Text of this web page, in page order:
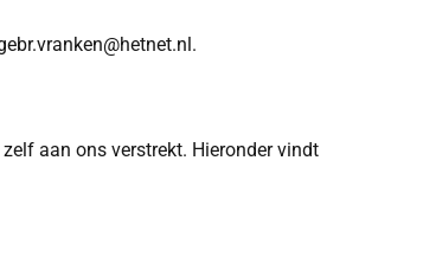
aan ons verstrekt. Hieronder vindt